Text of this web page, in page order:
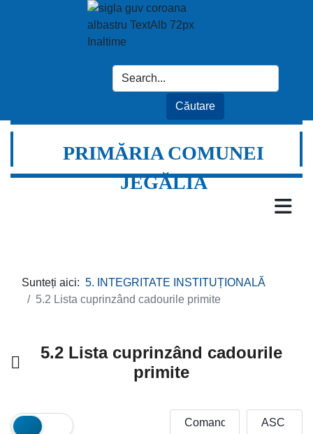
PRIMĂRIA COMUNEI
JEGĂLIA
Sunteți aici: 5. INTEGRITATE INSTITUȚIONALĂ
5.2 Lista cuprinzând cadourile primite
5.2 Lista cuprinzând cadourile
primite